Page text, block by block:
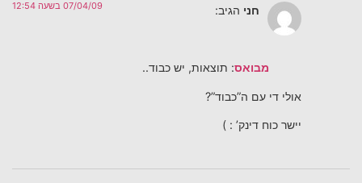
חני הגיב: 07/04/09 בשעה 12:54
מבואס: תוצאות, יש כבוד..
אולי די עם ה”כבוד”?
יישר כוח דינק’ : )